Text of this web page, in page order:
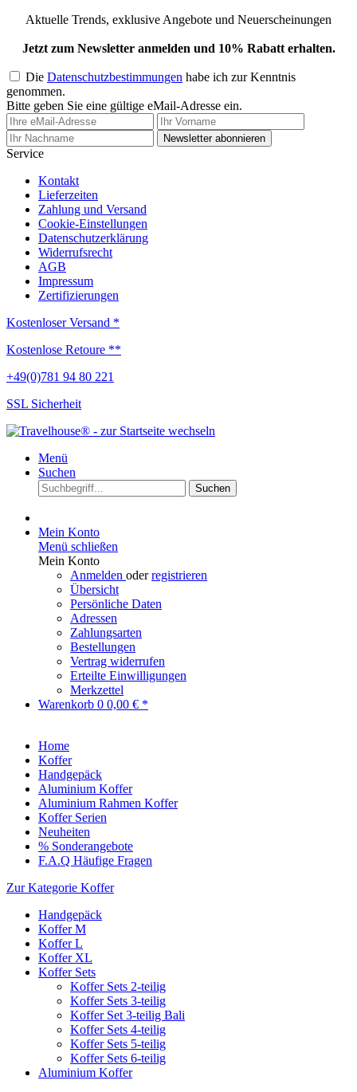
Aktuelle Trends, exklusive Angebote und Neuerscheinungen
Jetzt zum Newsletter anmelden und 10% Rabatt erhalten.
Die Datenschutzbestimmungen habe ich zur Kenntnis
genommen.
Bitte geben Sie eine gültige eMail-Adresse ein.
Newsletter abonnieren
Service
Kontakt
Lieferzeiten
Zahlung und Versand
Cookie-Einstellungen
Datenschutzerklärung
Widerrufsrecht
AGB
Impressum
Zertifizierungen
Kostenloser Versand *
Kostenlose Retoure **
+49(0)781 94 80 221
SSL Sicherheit
Menü
Suchen
Suchen
Mein Konto
Menü schließen
Mein Konto
Anmelden oderregistrieren
Übersicht
Persönliche Daten
Adressen
Zahlungsarten
Bestellungen
Vertrag widerrufen
Erteilte Einwilligungen
Merkzettel
Warenkorb 0 0,00 € *
Home
Koffer
Handgepäck
Aluminium Koffer
Aluminium Rahmen Koffer
Koffer Serien
Neuheiten
% Sonderangebote
F.A.Q Häufige Fragen
Zur Kategorie Koffer
Handgepäck
Koffer M
Koffer L
Koffer XL
Koffer Sets
Koffer Sets 2-teilig
Koffer Sets 3-teilig
Koffer Set 3-teilig Bali
Koffer Sets 4-teilig
Koffer Sets 5-teilig
Koffer Sets 6-teilig
Aluminium Koffer